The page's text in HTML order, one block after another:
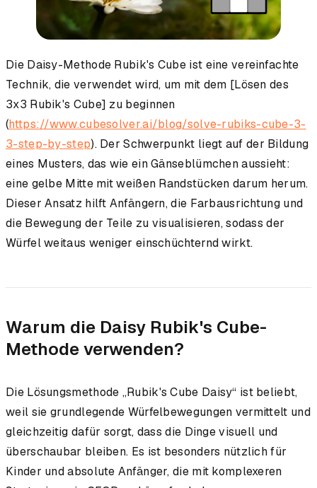
Die Daisy-Methode Rubik's Cube ist eine vereinfachte
Technik, die verwendet wird, um mit dem [Lösen des
3x3 Rubik's Cube] zu beginnen
(https://www.cubesolver.ai/blog/solve-rubiks-cube-3-
3-step-by-step). Der Schwerpunkt liegt auf der Bildung
eines Musters, das wie ein Gänseblümchen aussieht:
eine gelbe Mitte mit weißen Randstücken darum herum.
Dieser Ansatz hilft Anfängern, die Farbausrichtung und
die Bewegung der Teile zu visualisieren, sodass der
Würfel weitaus weniger einschüchternd wirkt.
Warum die Daisy Rubik's Cube-
Methode verwenden?
Die Lösungsmethode „Rubik's Cube Daisy“ ist beliebt,
weil sie grundlegende Würfelbewegungen vermittelt und
gleichzeitig dafür sorgt, dass die Dinge visuell und
überschaubar bleiben. Es ist besonders nützlich für
Kinder und absolute Anfänger, die mit komplexeren